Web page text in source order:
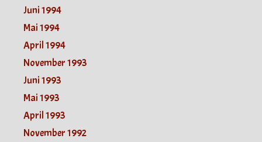
Juni 1994
Mai 1994
April 1994
November 1993
Juni 1993
Mai 1993
April 1993
November 1992